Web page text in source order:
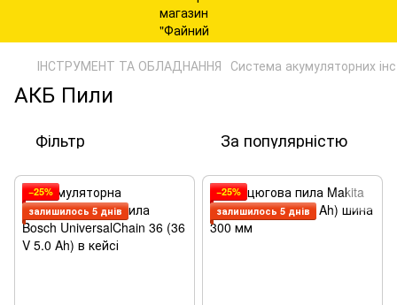
ІНСТРУМЕНТ ТА ОБЛАДНАННЯ Система акумуляторних
АКБ Пили
Фільтр За популярністю
−25%
залишилось 5 днів
−25%
залишилось 5 днів